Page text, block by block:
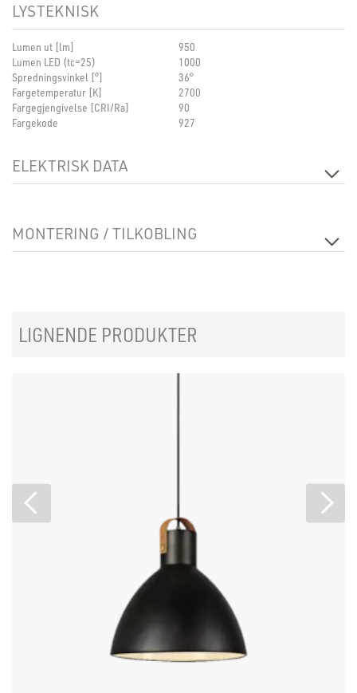
LYSTEKNISK
Lumen ut [lm]
950
Lumen LED (tc=25)
1000
Spredningsvinkel [°]
36°
Fargetemperatur [K]
2700
Fargegjengivelse [CRI/Ra]
90
Fargekode
927
ELEKTRISK DATA
Isolasjonsklasse
1
MONTERING / TILKOBLING
LIGNENDE PRODUKTER